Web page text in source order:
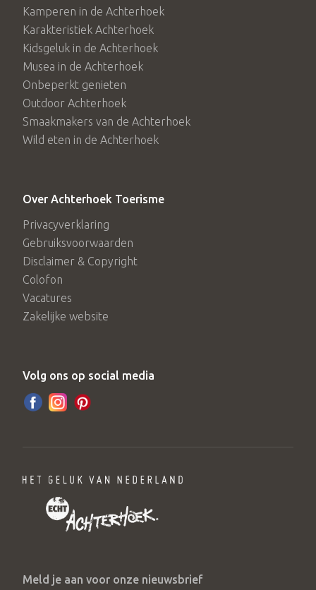
Kamperen in de Achterhoek
Karakteristiek Achterhoek
Kidsgeluk in de Achterhoek
Musea in de Achterhoek
Onbeperkt genieten
Outdoor Achterhoek
Smaakmakers van de Achterhoek
Wild eten in de Achterhoek
Over Achterhoek Toerisme
Privacyverklaring
Gebruiksvoorwaarden
Disclaimer & Copyright
Colofon
Vacatures
Zakelijke website
Volg ons op social media
Meld je aan voor onze nieuwsbrief